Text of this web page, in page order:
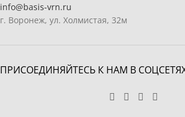
info@basis-vrn.ru
г. Воронеж, ул. Холмистая, 32м
ПРИСОЕДИНЯЙТЕСЬ К НАМ В